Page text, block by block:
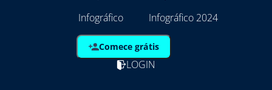
Infográfico
Infográfico 2024
Comece grátis
LOGIN